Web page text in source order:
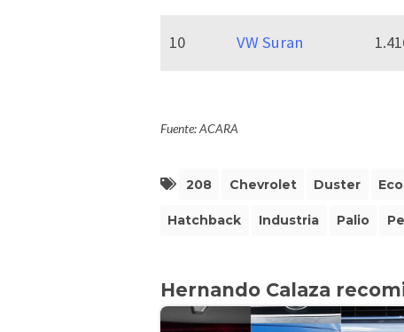
10 VW Suran
Fuente: ACARA
208 Chevrolet Duster
Hatchback Industria Palio
Hernando Calaza